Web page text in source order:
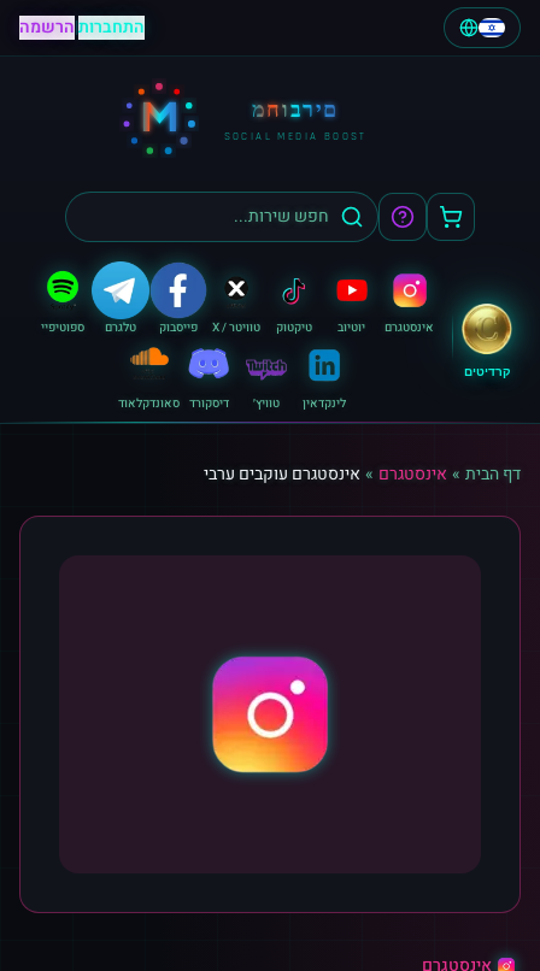
התחברות|הרשמה
M מחוברים
SOCIAL MEDIA BOOST
קרדיטים
אינסטגרם יוטיוב טיקטוק טוויטר / X פייסבוק טלגרם ספוטיפיי
לינקדאין טוויץ׳ דיסקורד סאונדקלאוד
דף הבית » אינסטגרם » אינסטגרם עוקבים ערבי
אינסטגרם